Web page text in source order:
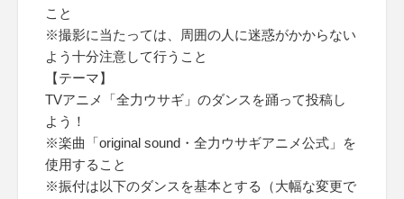
こと
※撮影に当たっては、周囲の人に迷惑がかからない
よう十分注意して行うこと
【テーマ】
TVアニメ「全力ウサギ」のダンスを踊って投稿し
よう！
※楽曲「original sound・全力ウサギアニメ公式」を
使用すること
※振付は以下のダンスを基本とする（大幅な変更で